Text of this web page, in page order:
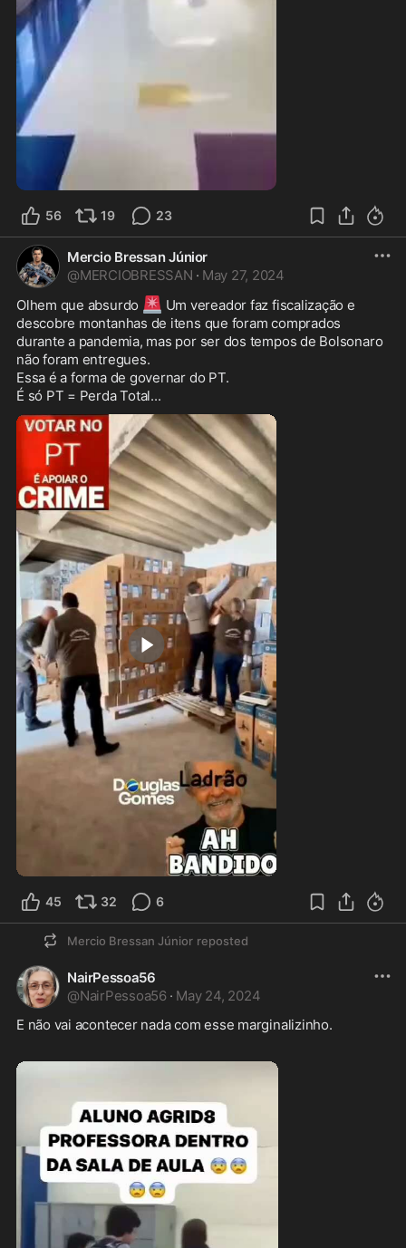
56 19 23
Mercio Bressan Júnior
@MERCIOBRESSAN · May 27, 2024
Olhem que absurdo 🚨 Um vereador faz fiscalização e
descobre montanhas de itens que foram comprados
durante a pandemia, mas por ser dos tempos de Bolsonaro
não foram entregues.
Essa é a forma de governar do PT.
É só PT = Perda Total...
3:00
45 32 6
Mercio Bressan Júnior reposted
NairPessoa56
@NairPessoa56 · May 24, 2024
E não vai acontecer nada com esse marginalizinho.